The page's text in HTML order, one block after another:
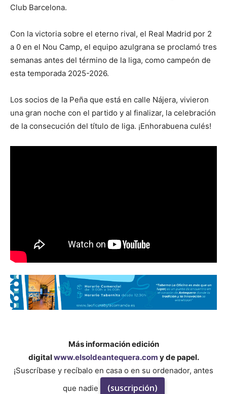
Club Barcelona.
Con la victoria sobre el eterno rival, el Real Madrid por 2
a 0 en el Nou Camp, el equipo azulgrana se proclamó tres
semanas antes del término de la liga, como campeón de
esta temporada 2025-2026.
Los socios de la Peña que está en calle Nájera, vivieron
una gran noche con el partido y al finalizar, la celebración
de la consecución del título de liga. ¡Enhorabuena culés!
Más información edición
digitalwww.elsoldeantequera.com y de papel.
¡Suscríbase y recíbalo en casa o en su ordenador, antes
que nadie
(suscripción)